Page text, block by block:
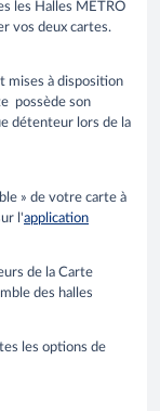
les Halles METRO
vos deux cartes.
mises à disposition
possède son
détenteur lors de la
» de votre carte à
l'application
de la Carte
des halles
les options de